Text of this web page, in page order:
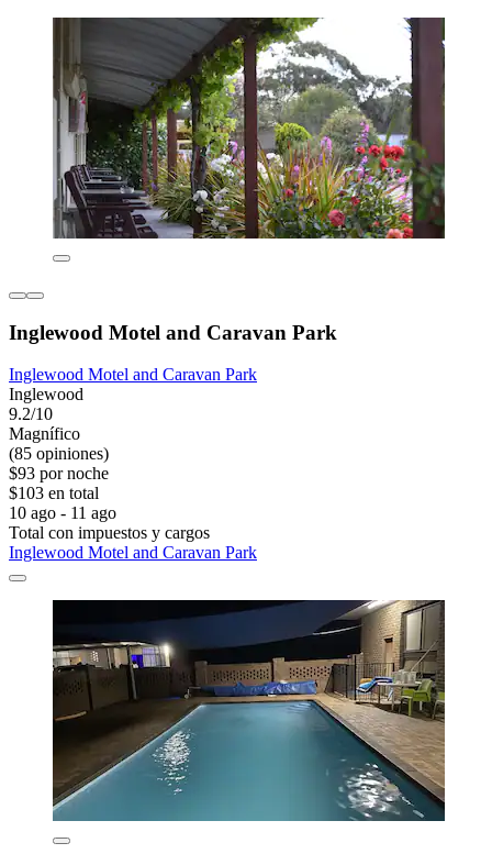
Inglewood Motel and Caravan Park
Inglewood Motel and Caravan Park
Inglewood
9.2/10
Magnífico
(85 opiniones)
$93 por noche
$103 en total
10 ago - 11 ago
Total con impuestos y cargos
Inglewood Motel and Caravan Park